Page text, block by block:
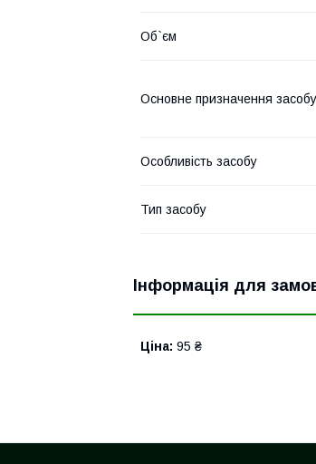
Об`єм
Основне призначення засобу
Особливість засобу
Тип засобу
Інформація для
Ціна: 95 ₴